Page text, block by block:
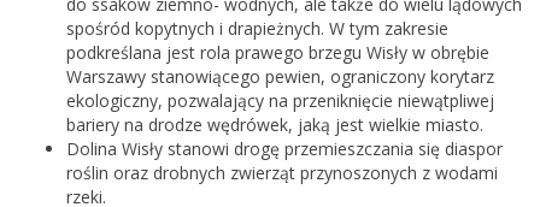
spośród kopytnych i drapieżnych. W tym zakresie
podkreślana jest rola prawego brzegu Wisły w obrębie
Warszawy stanowiącego pewien, ograniczony korytarz
ekologiczny, pozwalający na przeniknięcie niewątpliwej
bariery na drodze wędrówek, jaką jest wielkie miasto.
Dolina Wisły stanowi drogę przemieszczania się diaspor
roślin oraz drobnych zwierząt przynoszonych z wodami
rzeki.